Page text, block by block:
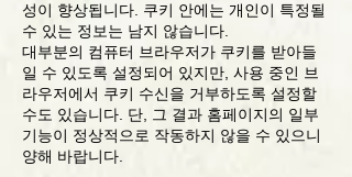
성이 향상됩니다. 쿠키 안에는 개인이 특정될
수 있는 정보는 남지 않습니다.
대부분의 컴퓨터 브라우저가 쿠키를 받아들
일 수 있도록 설정되어 있지만, 사용 중인 브
라우저에서 쿠키 수신을 거부하도록 설정할
수도 있습니다. 단, 그 결과 홈페이지의 일부
기능이 정상적으로 작동하지 않을 수 있으니
양해 바랍니다.